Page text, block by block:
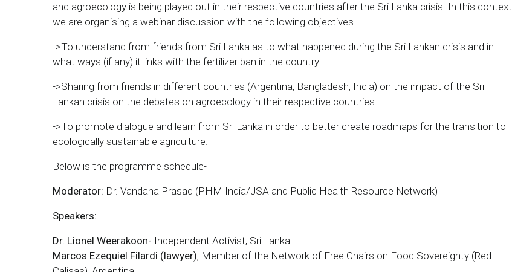
and agroecology is being played out in their respective countries after the Sri Lanka crisis. In this context
we are organising a webinar discussion with the following objectives-
->To understand from friends from Sri Lanka as to what happened during the Sri Lankan crisis and in
what ways (if any) it links with the fertilizer ban in the country
->Sharing from friends in different countries (Argentina, Bangladesh, India) on the impact of the Sri
Lankan crisis on the debates on agroecology in their respective countries.
->To promote dialogue and learn from Sri Lanka in order to better create roadmaps for the transition to
ecologically sustainable agriculture.
Below is the programme schedule-
Moderator: Dr. Vandana Prasad (PHM India/JSA and Public Health Resource Network)
Speakers:
Dr. Lionel Weerakoon- Independent Activist, Sri Lanka
Marcos Ezequiel Filardi (lawyer), Member of the Network of Free Chairs on Food Sovereignty (Red